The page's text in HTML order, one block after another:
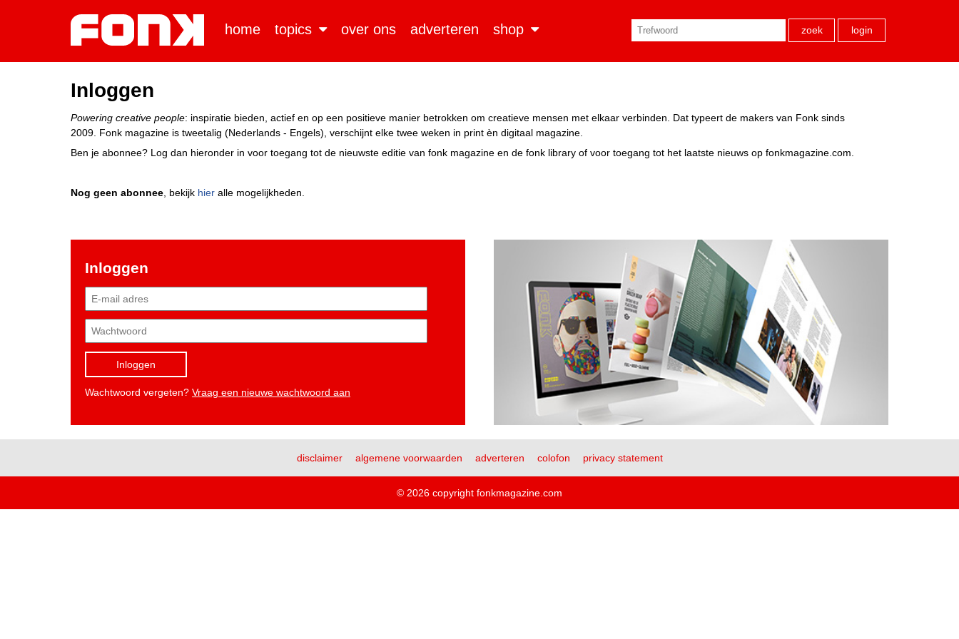
home topics over ons adverteren shop zoek login
Inloggen
Powering creative people: inspiratie bieden, actief en op een positieve manier betrokken om creatieve mensen met elkaar verbinden. Dat typeert de makers van Fonk sinds
2009. Fonk magazine is tweetalig (Nederlands - Engels), verschijnt elke twee weken in print èn digitaal magazine.
Ben je abonnee? Log dan hieronder in voor toegang tot de nieuwste editie van fonk magazine en de fonk library of voor toegang tot het laatste nieuws op fonkmagazine.com.
Nog geen abonnee , bekijk hier alle mogelijkheden.
Inloggen
Inloggen
Wachtwoord vergeten? Vraag een nieuwe wachtwoord aan
disclaimer algemene voorwaarden adverteren colofon privacy statement
© 2026 copyright fonkmagazine.com